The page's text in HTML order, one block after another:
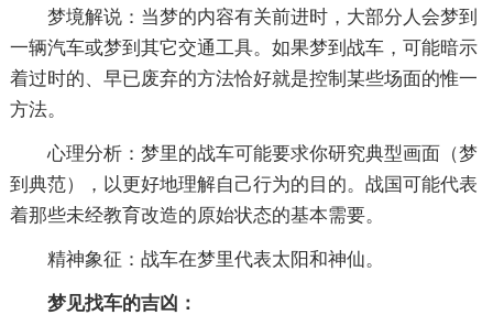
梦境解说：当梦的内容有关前进时，大部分人会梦到
一辆汽车或梦到其它交通工具。如果梦到战车，可能暗示
着过时的、早已废弃的方法恰好就是控制某些场面的惟一
方法。
心理分析：梦里的战车可能要求你研究典型画面（梦
到典范），以更好地理解自己行为的目的。战国可能代表
着那些未经教育改造的原始状态的基本需要。
精神象征：战车在梦里代表太阳和神仙。
梦见找车的吉凶：